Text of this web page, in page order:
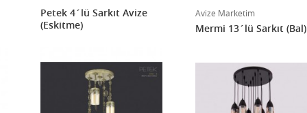
Petek 4´lü Sarkıt Avize
(Eskitme)
Avize Marketim
Mermi 13´lü Sarkıt (Bal)